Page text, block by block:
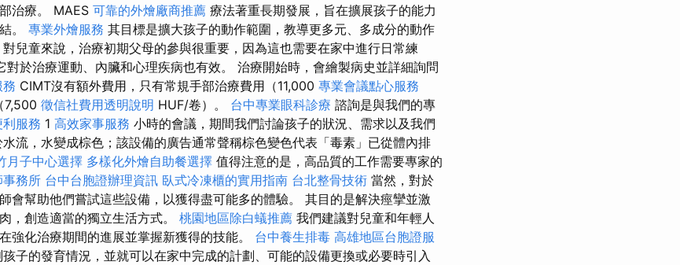
治療。 MAES 可靠的外燴廠商推薦 療法著重長期發展，旨在擴展孩子的能力
。 專業外燴服務 其目標是擴大孩子的動作範圍，教導更多元、多成分的動作
兒童來說，治療初期父母的參與很重要，因為這也需要在家中進行日常練
對於治療運動、內臟和心理疾病也有效。 治療開始時，會繪製病史並詳細詢問
CIMT沒有額外費用，只有常規手部治療費用（11,000 專業會議點心服務
7,500 徵信社費用透明說明 HUF/卷）。 台中專業眼科診療 諮詢是與我們的專
服務 1 高效家事服務 小時的會議，期間我們討論孩子的狀況、需求以及我們
流，水變成棕色；該設備的廣告通常聲稱棕色變色代表「毒素」已從體內排
月子中心選擇 多樣化外燴自助餐選擇 值得注意的是，高品質的工作需要專家的
務所 台中台胞證辦理資訊 臥式冷凍櫃的實用指南 台北整骨技術 當然，對於
會幫助他們嘗試這些設備，以獲得盡可能多的體驗。 其目的是解決痙攣並激
，創造適當的獨立生活方式。 桃園地區除白蟻推薦 我們建議對兒童和年輕人
強化治療期間的進展並掌握新獲得的技能。 台中養生排毒 高雄地區台胞證服
子的發育情況，並就可以在家中完成的計劃、可能的設備更換或必要時引入